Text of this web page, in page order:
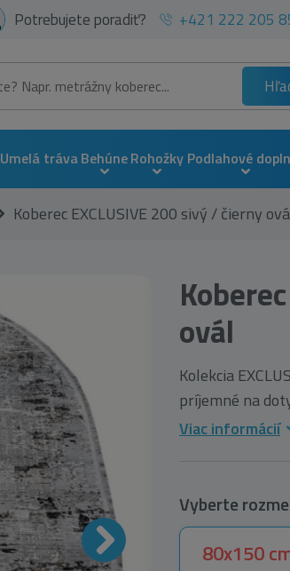
Potrebujete poradiť? +421 222 205
Umelá trávaBehúneRohožky Podlahové
Koberec EXCLUSIVE 200 sivý / čierny
ovál
Kolekcia
príjemné na
Viac informácií
Vyberte
80x150